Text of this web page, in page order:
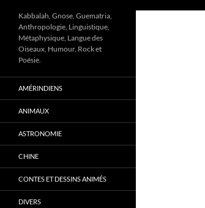
Kabbalah, Gnose, Guematria,
Anthropologie, Linguistique,
Métaphysique, Langue des
Oiseaux, Humour, Rock et
Poésie.
AMÉRINDIENS
ANIMAUX
ASTRONOMIE
CHINE
CONTES ET DESSINS ANIMÉS
DIVERS